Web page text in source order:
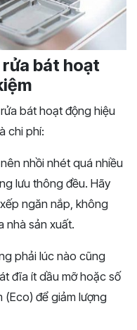
rửa bát hoạt
bát hoạt động hiệu
chi phí:
nhồi nhét quá nhiều
lưu thông đều. Hãy
ngăn nắp, không
nhà sản xuất.
phải lúc nào cũng
đĩa ít dầu mỡ hoặc số
(Eco) để giảm lượng